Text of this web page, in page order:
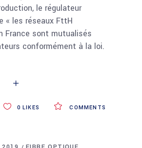
le régulateur
« les réseaux FttH
France sont mutualisés
conformément à la loi.
COMMENTS
0 LIKES